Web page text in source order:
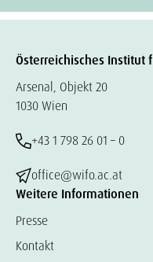
Österreichisches Institut
Arsenal, Objekt 20
1030 Wien
+43 1 798 26 01 – 0
office@wifo.ac.at
Weitere Informationen
Presse
Kontakt